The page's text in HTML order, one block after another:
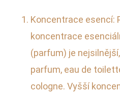
Koncentrace esencí:
koncentrace
(parfum) je
parfum, eau de
cologne. Vyšší